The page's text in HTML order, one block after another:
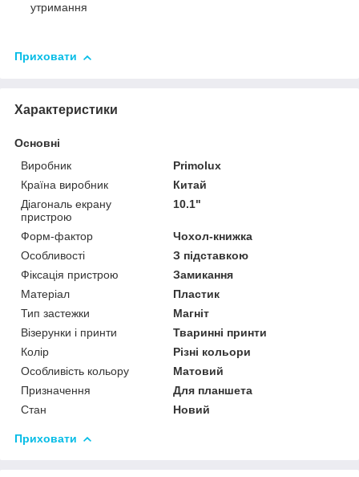
утримання
Приховати
Характеристики
Основні
Виробник
Primolux
Країна виробник
Китай
Діагональ екрану
пристрою
10.1"
Форм-фактор
Чохол-книжка
Особливості
З підставкою
Фіксація пристрою
Замикання
Матеріал
Пластик
Тип застежки
Магніт
Візерунки і принти
Тваринні принти
Колір
Різні кольори
Особливість кольору
Матовий
Призначення
Для планшета
Стан
Новий
Приховати